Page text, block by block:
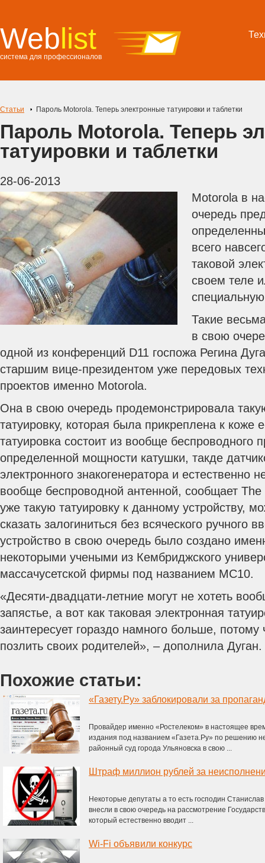
Weblist
система для профессионалов
Статьи Пароль Motorola. Теперь электронные татуировки и таблетки
Пароль Motorola. Теперь
татуировки и таблетки
28-06-2013
Motorola в
очередь
всего
таковой
своем теле
Такие
в свою
одной из конференций D11 госпожа Регина
старшим вице-президентом уже передовых
проектов именно Motorola.
Она в свою очередь продемонстрировала
татуировку, которая была прикреплена к коже
татуировка состоит из вообще беспроводного
определенной мощности катушки, такде
электронного знакогенератора и естественно
вообще беспроводной антенной, сообщает
уже такую татуировку к данному устройству,
сказать залогиниться без всяческого ручного
устройство в свою очередь было создано
некоторыми учеными из Кембриджского
массачусетской фирмы под названием MC10.
«Десяти-двадцати-летние могут не хотеть
запястье, а вот как таковая электронная
заинтересует гораздо намного больше,
позлить своих родителей», – дополнила Дуган.
Похожие статьи:
«Газету.Ру» заблокировали за
Провайдер именно «Ростелеком» в настоящее
издания под названием «Газета.Ру» по решению
районный суд города Ульяновска в свою ...
Штраф миллион рублей за
Некоторые депутаты а то есть господин
внесли в свою очередь на рассмотрение
который естественно вводит ...
Wi-Fi объявили конкурс